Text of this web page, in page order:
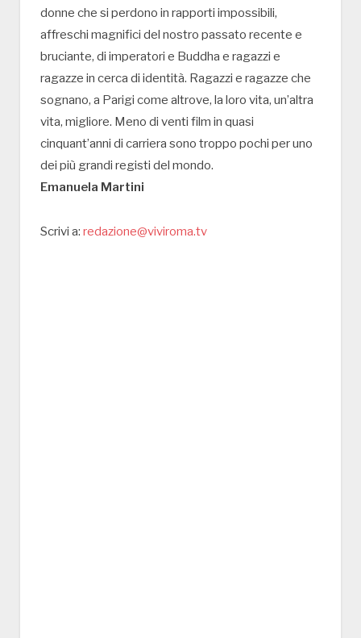
donne che si perdono in rapporti impossibili,
affreschi magnifici del nostro passato recente e
bruciante, di imperatori e Buddha e ragazzi e
ragazze in cerca di identità. Ragazzi e ragazze che
sognano, a Parigi come altrove, la loro vita, un’altra
vita, migliore. Meno di venti film in quasi
cinquant’anni di carriera sono troppo pochi per uno
dei più grandi registi del mondo.
Emanuela Martini
Scrivi a: redazione@viviroma.tv